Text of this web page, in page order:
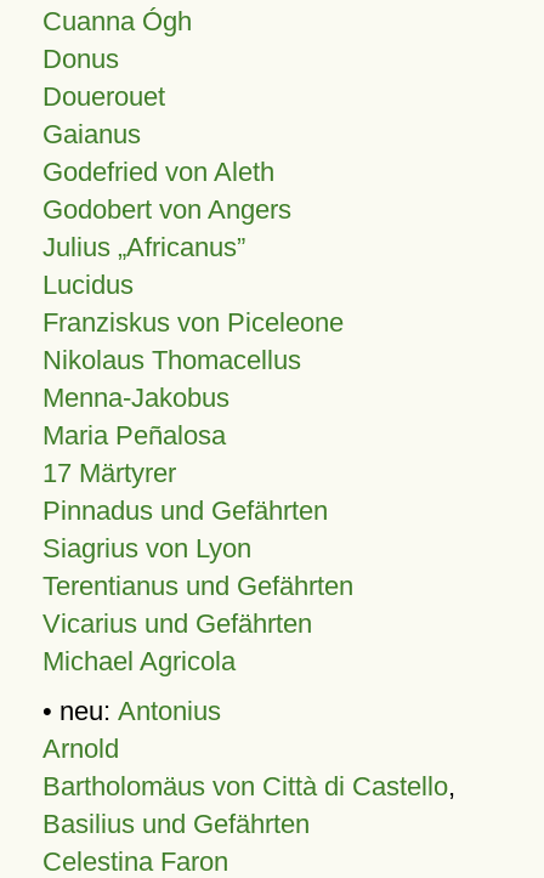
Cuanna Ógh
Donus
Douerouet
Gaianus
Godefried von Aleth
Godobert von Angers
Julius Africanus
Lucidus
Franziskus von Piceleone
Nikolaus Thomacellus
Menna-Jakobus
Maria Peñalosa
17 Märtyrer
Pinnadus und Gefährten
Siagrius von Lyon
Terentianus und Gefährten
Vicarius und Gefährten
Michael Agricola
• neu: Antonius
Arnold
Bartholomäus von Città di Castello,
Basilius und Gefährten
Celestina Faron